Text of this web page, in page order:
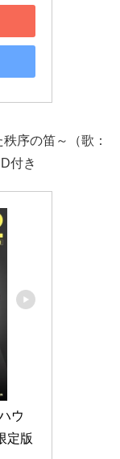
序の笛～（歌：
付き
ウ
定版